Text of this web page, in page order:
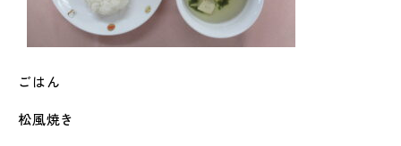
ごはん
松風焼き